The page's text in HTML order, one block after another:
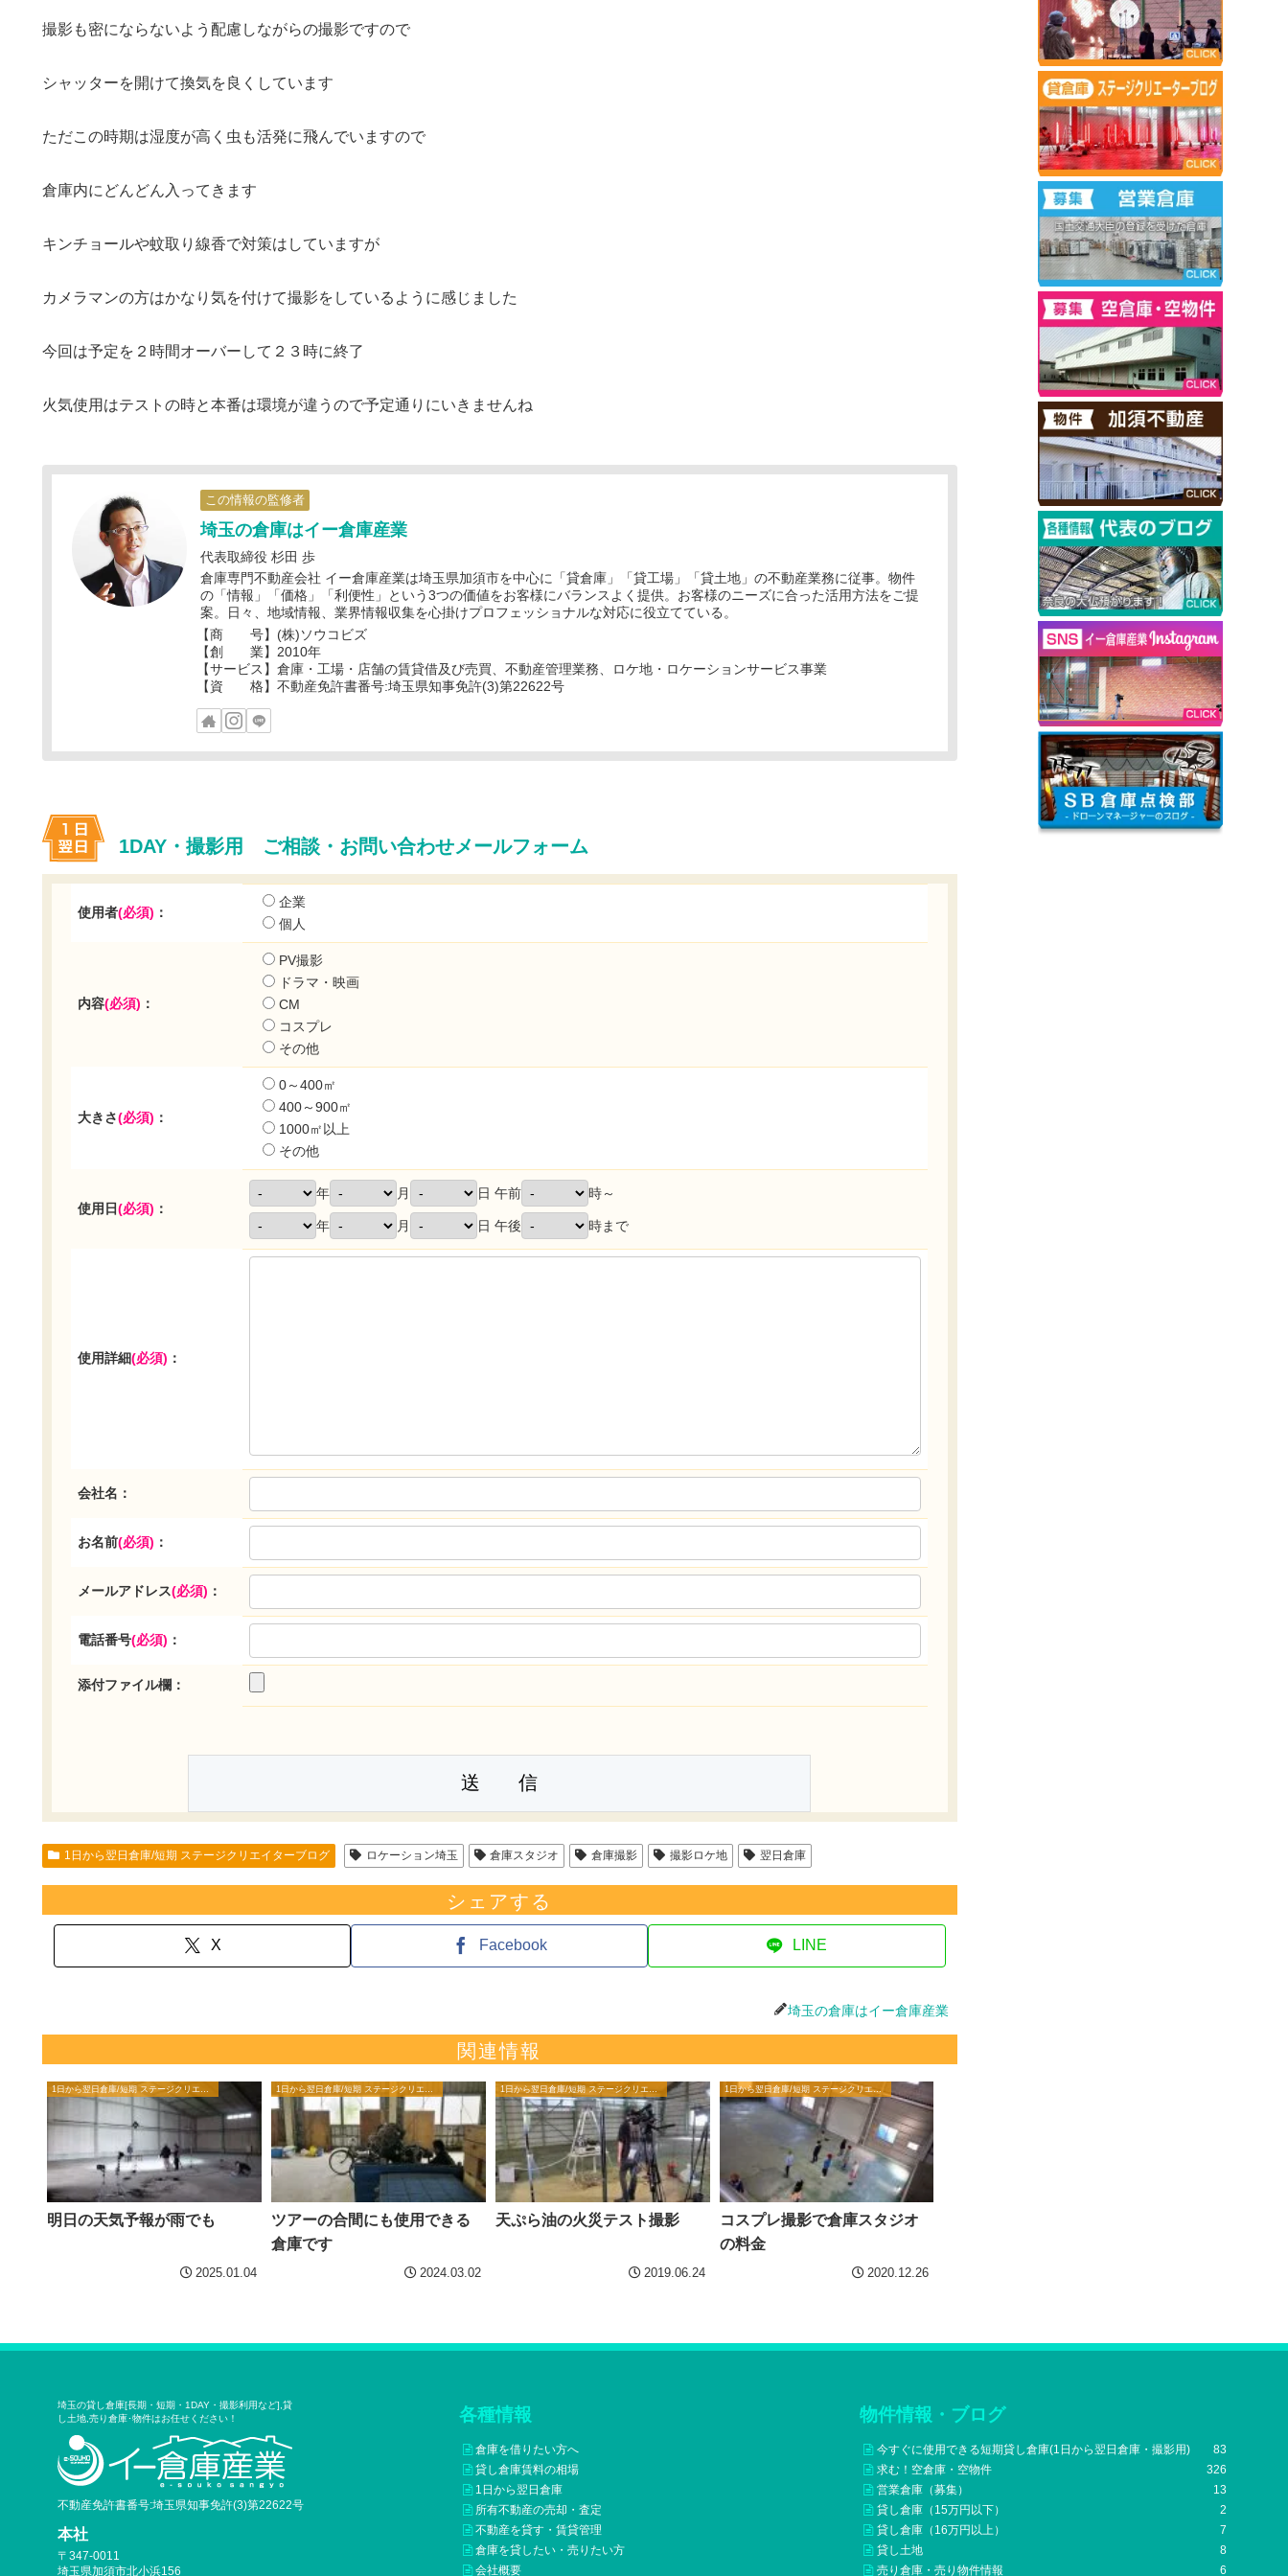
撮影も密にならないよう配慮しながらの撮影ですので
シャッターを開けて換気を良くしています
ただこの時期は湿度が高く虫も活発に飛んでいますので
倉庫内にどんどん入ってきます
キンチョールや蚊取り線香で対策はしていますが
カメラマンの方はかなり気を付けて撮影をしているように感じました
今回は予定を２時間オーバーして２３時に終了
火気使用はテストの時と本番は環境が違うので予定通りにいきませんね
この情報の監修者
埼玉の倉庫はイー倉庫産業
代表取締役 杉田 歩
倉庫専門不動産会社 イー倉庫産業は埼玉県加須市を中心に「貸倉庫」「貸工場」「貸土地」の不動産業務に従事。物件
の「情報」「価格」「利便性」という3つの価値をお客様にバランスよく提供。お客様のニーズに合った活用方法をご提
案。日々、地域情報、業界情報収集を心掛けプロフェッショナルな対応に役立てている。
【商 号】(株)ソウコビズ
【創 業】2010年
【サービス】倉庫・工場・店舗の賃貸借及び売買、不動産管理業務、ロケ地・ロケーションサービス事業
【資 格】不動産免許書番号:埼玉県知事免許(3)第22622号
1DAY・撮影用 ご相談・お問い合わせメールフォーム
使用者(必須) ：
企業
個人
内容(必須) ：
PV撮影
ドラマ・映画
CM
コスプレ
その他
大きさ(必須) ：
0～400㎡
400～900㎡
1000㎡以上
その他
使用日(必須) ：
年 月 日 午前 時～
年 月 日 午後 時まで
使用詳細(必須) ：
会社名：
お名前(必須) ：
メールアドレス(必須) ：
電話番号(必須) ：
添付ファイル欄：
1日から翌日倉庫/短期 ステージクリエイターブログ ロケーション埼玉 倉庫スタジオ 倉庫撮影 撮影ロケ地 翌日倉庫
シェアする
X Facebook LINE
埼玉の倉庫はイー倉庫産業
関連情報
明日の天気予報が雨でも
2025.01.04
ツアーの合間にも使用できる
倉庫です
2024.03.02
天ぷら油の火災テスト撮影
2019.06.24
1日から翌日倉庫/短期 ステージクリエイターブログ
コスプレ撮影で倉庫スタジオ
の料金
2020.12.26
埼玉の貸し倉庫[長期・短期・1DAY・撮影利用など],貸
し土地,売り倉庫･物件はお任せください！
不動産免許書番号:埼玉県知事免許(3)第22622号
本社
〒347-0011
埼玉県加須市北小浜156
各種情報
倉庫を借りたい方へ
貸し倉庫賃料の相場
1日から翌日倉庫
所有不動産の売却・査定
不動産を貸す・賃貸管理
倉庫を貸したい・売りたい方
会社概要
物件情報・ブログ
今すぐに使用できる短期貸し倉庫(1日から翌日倉庫・撮影用)
83
求む！空倉庫・空物件
326
営業倉庫（募集）
13
貸し倉庫（15万円以下）
2
貸し倉庫（16万円以上）
7
貸し土地
8
売り倉庫・売り物件情報
6